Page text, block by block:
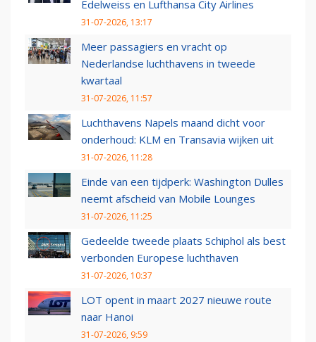
Edelweiss en Lufthansa City Airlines
31-07-2026, 13:17
Meer passagiers en vracht op
Nederlandse luchthavens in tweede
kwartaal
31-07-2026, 11:57
Luchthavens Napels maand dicht voor
onderhoud: KLM en Transavia wijken uit
31-07-2026, 11:28
Einde van een tijdperk: Washington Dulles
neemt afscheid van Mobile Lounges
31-07-2026, 11:25
Gedeelde tweede plaats Schiphol als best
verbonden Europese luchthaven
31-07-2026, 10:37
LOT opent in maart 2027 nieuwe route
naar Hanoi
31-07-2026, 9:59